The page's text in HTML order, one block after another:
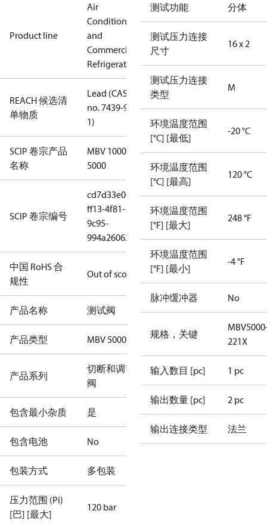
Product line
Air
Conditioning
and
Commercial
Refrigeration
REACH 候选清
单物质
Lead (CAS
no. 7439-92-
1)
SCIP 卷宗产品
名称
MBV 1000-
5000
SCIP 卷宗编号
cd7d33e0-
ff13-4f81-
9c95-
994a26062075
中国 RoHS 合
规性
Out of scope
产品名称 测试阀
产品类型 MBV 5000
产品系列
切断和调节
阀
包含最小杂质 是
包含电池 No
包装方式 多包装
压力范围 (Pi)
[巴] [最大]
120 bar
测试功能 分体
测试压力连接
尺寸
16 x 2
测试压力连接
类型
M
环境温度范围
[°C] [最低]
-20 °C
环境温度范围
[°C] [最高]
120 °C
环境温度范围
[°F] [最大]
248 °F
环境温度范围
[°F] [最小]
-4 °F
脉冲缓冲器 No
规格，关键
221X
输入数目 [pc] 1 pc
输出数量 [pc] 2 pc
输出连接类型 法兰